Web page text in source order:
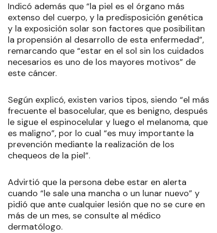
Indicó además que “la piel es el órgano más
extenso del cuerpo, y la predisposición genética
y la exposición solar son factores que posibilitan
la propensión al desarrollo de esta enfermedad”,
remarcando que “estar en el sol sin los cuidados
necesarios es uno de los mayores motivos” de
este cáncer.
Según explicó, existen varios tipos, siendo “el más
frecuente el basocelular, que es benigno, después
le sigue el espinocelular y luego el melanoma, que
es maligno”, por lo cual “es muy importante la
prevención mediante la realización de los
chequeos de la piel”.
Advirtió que la persona debe estar en alerta
cuando “le sale una mancha o un lunar nuevo” y
pidió que ante cualquier lesión que no se cure en
más de un mes, se consulte al médico
dermatólogo.